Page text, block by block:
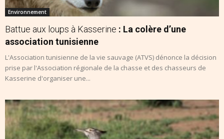
Environnement
Battue aux loups à Kasserine : La colère d’une
association tunisienne
L'Association tunisienne de la vie sauvage (ATVS) dénonce la décision
prise par l'Association régionale de la chasse et des chasseurs de
Kasserine d'organiser une...